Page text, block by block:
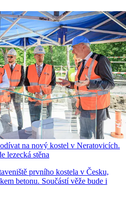
na nový kostel v Neratovicích.
lezecká stěna
prvního kostela v Česku,
betonu. Součástí věže bude i